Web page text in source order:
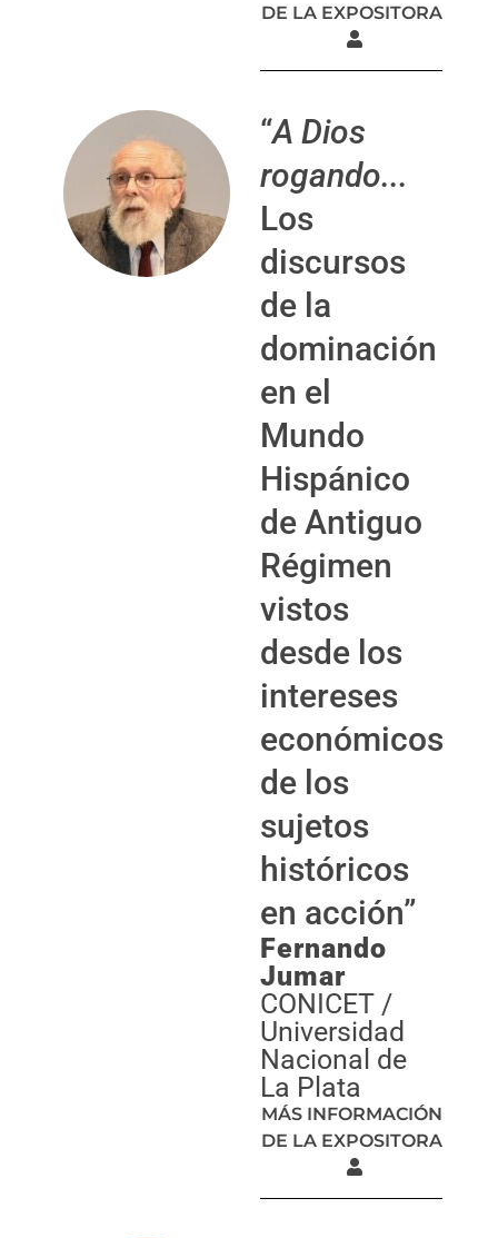
DE LA EXPOSITORA
“A Dios
rogando...
Los
discursos
de la
dominación
en el
Mundo
Hispánico
de Antiguo
Régimen
vistos
desde los
intereses
económicos
de los
sujetos
históricos
en acción”
Fernando
Jumar
CONICET /
Universidad
Nacional de
La Plata
MÁS INFORMACIÓN
DE LA EXPOSITORA